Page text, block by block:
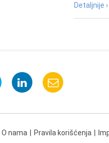
Detaljnije ›
O nama Pravila korišćenja